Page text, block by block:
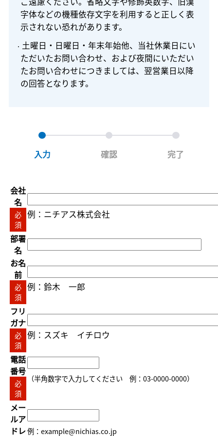
字体などの機種依存文字を利用すると正しく表
示されない恐れがあります。
土曜日・日曜日・年末年始他、当社休業日にい
ただいたお問い合わせ、および夜間にいただい
たお問い合わせにつきましては、翌営業日以降
の回答となります。
入力 確認 完了
会社
名
必
須
例：ニチアス株式会社
部署
名
お名
前
必
須
例：鈴木 一郎
フリ
ガナ
必
須
例：スズキ イチロウ
電話
番号
必
須
（半角数字で入力してください 例：03-0000-0000）
メー
ルア
ドレ例：example@nichias.co.jp